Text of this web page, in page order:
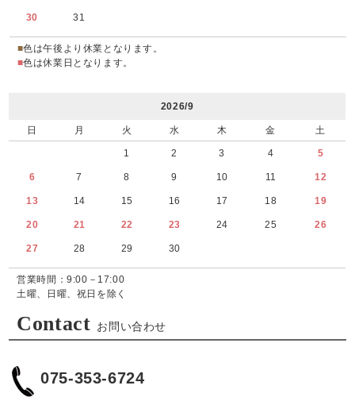
30 31
■色は午後より休業となります。
■色は休業日となります。
2026/9
日 月 火 水 木 金 土
1 2 3 4 5
6 7 8 9 10 11 12
13 14 15 16 17 18 19
20 21 22 23 24 25 26
27 28 29 30
営業時間：9:00－17:00
土曜、日曜、祝日を除く
Contact お問い合わせ
075-353-6724